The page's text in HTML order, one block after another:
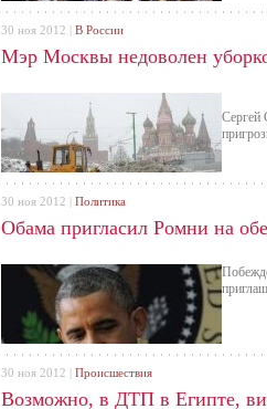
Мэр Москвы недоволен
Сергей
30 ноя 2012 | В России
Обама пригласил Ромни на
30 ноя 2012 | Политика
Возможно, в ДТП в Египте,
30 ноя 2012 | Происшествия